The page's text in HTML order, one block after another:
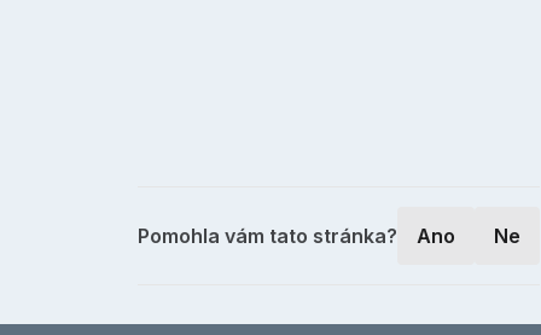
Pomohla vám tato stránka? Ano Ne